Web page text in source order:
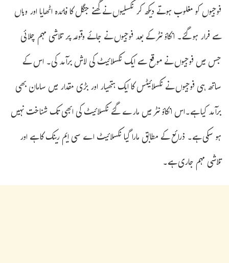
فوجیوں کو مغلوب ہوتے دیکھ کر نکسلیوں نے گھنے جنگل کا فائدہ اٹھایا اور وہاں
سے فرار ہوگئے۔ انکاؤنٹر کے بعد فوجیوں نے جائے وقوعہ پر تلاشی مہم چلائی
جس میں فوجیوں نے موقع سے ایک نکسلائیٹ کی لاش برآمد کی۔ اس کے
ساتھ ہی فوجیوں نے نکسلائیٹس کا ایک ہتھیار اور بڑی مقدار میں سامان بھی
برآمد کیا ہے۔اس انکاؤنٹر میں مارے گئے نکسلائیٹ کی ابھی تک شناخت نہیں
ہو سکی ہے۔ ذرائع کے مطابق مارا گیا نکسلائیٹ اے سی ایم رینک کا ہے اور
تلاشی مہم جاری ہے۔